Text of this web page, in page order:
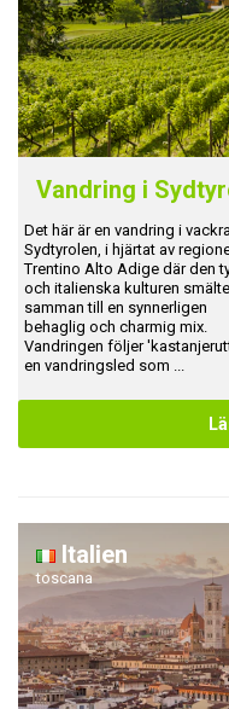
Vandring i
Det här är en vandring i vackra
Sydtyrolen, i hjärtat av
Trentino Alto Adige där den
och italienska kulturen
samman till en synnerligen
behaglig och charmig mix.
Vandringen följer
en vandringsled som ...
Italien
toscana